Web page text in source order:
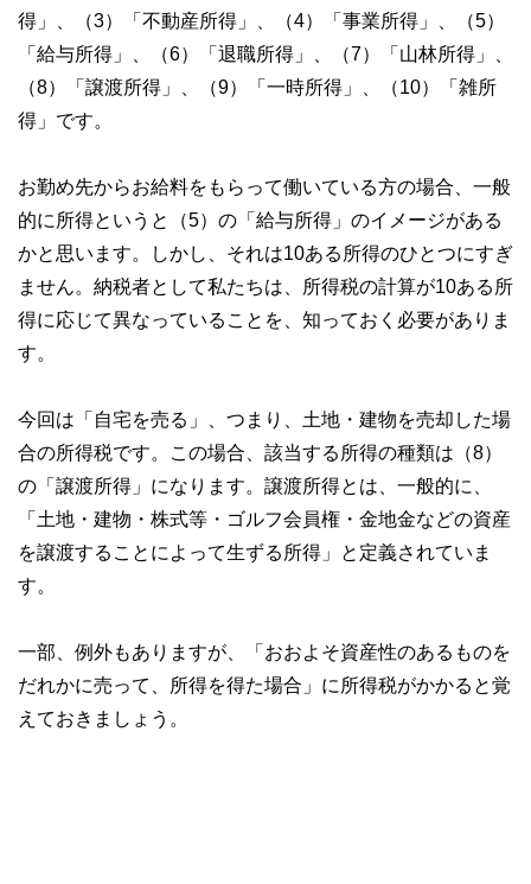
得」、（3）「不動産所得」、（4）「事業所得」、（5）
「給与所得」、（6）「退職所得」、（7）「山林所得」、
（8）「譲渡所得」、（9）「一時所得」、（10）「雑所
得」です。
お勤め先からお給料をもらって働いている方の場合、一般
的に所得というと（5）の「給与所得」のイメージがある
かと思います。しかし、それは10ある所得のひとつにすぎ
ません。納税者として私たちは、所得税の計算が10ある所
得に応じて異なっていることを、知っておく必要がありま
す。
今回は「自宅を売る」、つまり、土地・建物を売却した場
合の所得税です。この場合、該当する所得の種類は（8）
の「譲渡所得」になります。譲渡所得とは、一般的に、
「土地・建物・株式等・ゴルフ会員権・金地金などの資産
を譲渡することによって生ずる所得」と定義されていま
す。
一部、例外もありますが、「おおよそ資産性のあるものを
だれかに売って、所得を得た場合」に所得税がかかると覚
えておきましょう。